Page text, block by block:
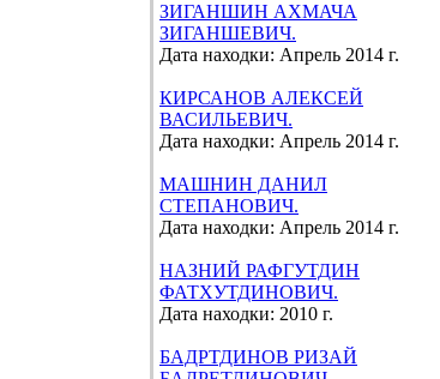
ЗИГАНШИН АХМАЧА
ЗИГАНШЕВИЧ.
Дата находки: Апрель 2014 г.
КИРСАНОВ АЛЕКСЕЙ
ВАСИЛЬЕВИЧ.
Дата находки: Апрель 2014 г.
МАШНИН ДАНИЛ
СТЕПАНОВИЧ.
Дата находки: Апрель 2014 г.
НАЗНИЙ РАФГУТДИН
ФАТХУТДИНОВИЧ.
Дата находки: 2010 г.
БАДРТДИНОВ РИЗАЙ